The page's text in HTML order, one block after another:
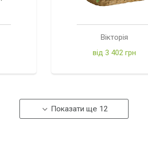
Вікторія
від 3 402 грн
Показати ще 12